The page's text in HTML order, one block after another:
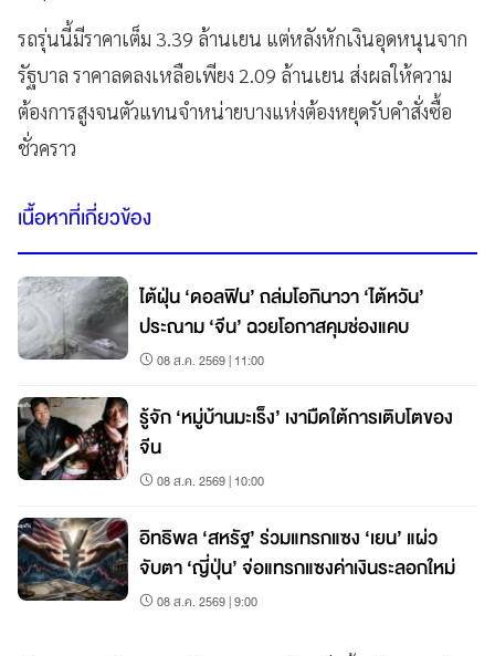
รถรุ่นนี้มีราคาเต็ม 3.39 ล้านเยน แต่หลังหักเงินอุดหนุนจาก
รัฐบาล ราคาลดลงเหลือเพียง 2.09 ล้านเยน ส่งผลให้ความ
ต้องการสูงจนตัวแทนจำหน่ายบางแห่งต้องหยุดรับคำสั่งซื้อ
ชั่วคราว
เนื้อหาที่เกี่ยวข้อง
ไต้ฝุ่น ‘ดอลฟิน’ ถล่มโอกินาวา ‘ไต้หวัน’
ประณาม ‘จีน’ ฉวยโอกาสคุมช่องแคบ
08 ส.ค. 2569 | 11:00
รู้จัก ‘หมู่บ้านมะเร็ง’ เงามืดใต้การเติบโตของ
จีน
08 ส.ค. 2569 | 10:00
อิทธิพล ‘สหรัฐ’ ร่วมแทรกแซง ‘เยน’ แผ่ว
จับตา ‘ญี่ปุ่น’ จ่อแทรกแซงค่าเงินระลอกใหม่
08 ส.ค. 2569 | 9:00